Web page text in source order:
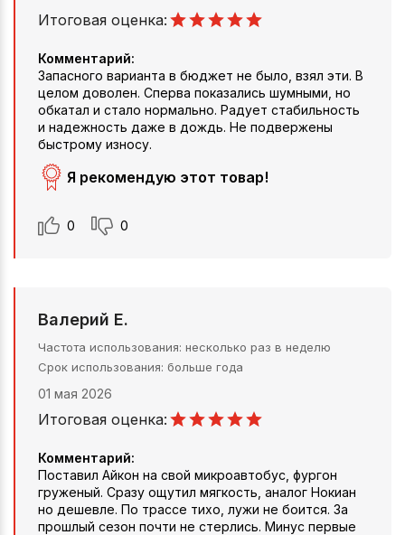
Итоговая оценка:
Комментарий:
Запасного варианта в бюджет не было, взял эти. В
целом доволен. Сперва показались шумными, но
обкатал и стало нормально. Радует стабильность
и надежность даже в дождь. Не подвержены
быстрому износу.
Я рекомендую этот товар!
0 0
Валерий Е.
Частота использования несколько раз в неделю
Срок использования больше года
01 мая 2026
Итоговая оценка:
Комментарий:
Поставил Айкон на свой микроавтобус, фургон
груженый. Сразу ощутил мягкость, аналог Нокиан
но дешевле. По трассе тихо, лужи не боится. За
прошлый сезон почти не стерлись. Минус первые